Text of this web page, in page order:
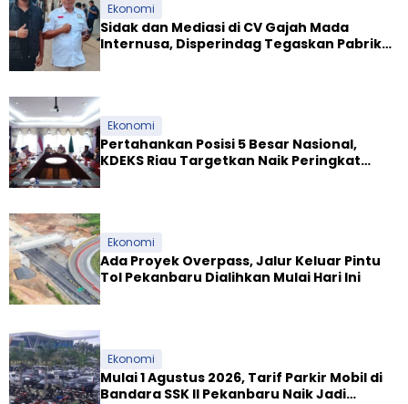
Ekonomi
Sidak dan Mediasi di CV Gajah Mada
Internusa, Disperindag Tegaskan Pabrik
Ekonomi
Pertahankan Posisi 5 Besar Nasional,
KDEKS Riau Targetkan Naik Peringkat
Ekonomi
Ada Proyek Overpass, Jalur Keluar Pintu
Tol Pekanbaru Dialihkan Mulai Hari Ini
Ekonomi
Mulai 1 Agustus 2026, Tarif Parkir Mobil di
Bandara SSK II Pekanbaru Naik Jadi